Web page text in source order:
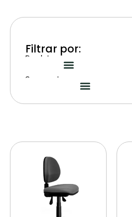
Filtrar por:
Produtos
Segmentos